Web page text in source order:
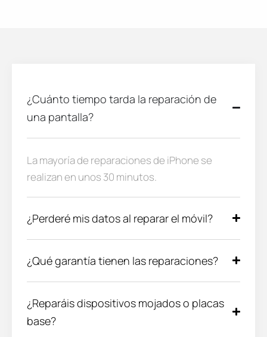
¿Cuánto tiempo tarda la reparación de
una pantalla?
La mayoría de reparaciones de iPhone se
realizan en unos 30 minutos.
¿Perderé mis datos al reparar el móvil?
¿Qué garantía tienen las reparaciones?
¿Reparáis dispositivos mojados o placas
base?